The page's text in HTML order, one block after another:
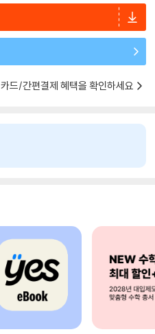
카드/간편결제 혜택을 확인하세요